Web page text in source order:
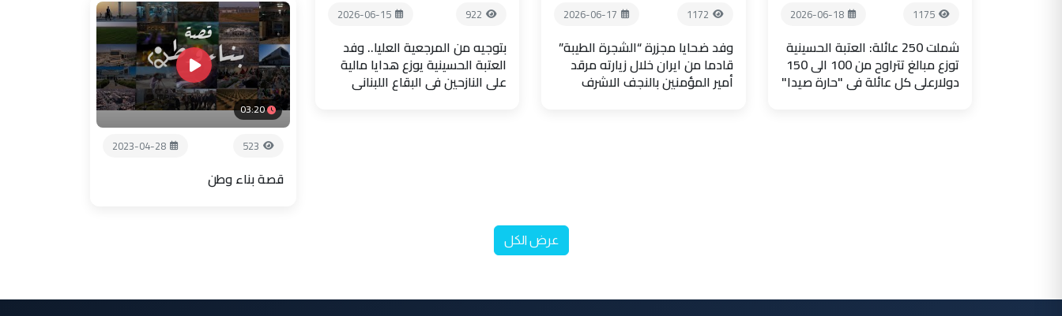
1175
2026-06-18
شملت 250 عائلة: العتبة الحسينية
توزع مبالغ تتراوح من 100 الى 150
دولارعلى كل عائلة في "حارة صيدا"
1172
2026-06-17
وفد ضحايا مجزرة “الشجرة الطيبة”
قادما من ايران خلال زيارته مرقد
أمير المؤمنين بالنجف الاشرف
922
2026-06-15
بتوجيه من المرجعية العليا.. وفد
العتبة الحسينية يوزع هدايا مالية
على النازحين في البقاع اللبناني
03:20
523
2023-04-28
قصة بناء وطن
عرض الكل